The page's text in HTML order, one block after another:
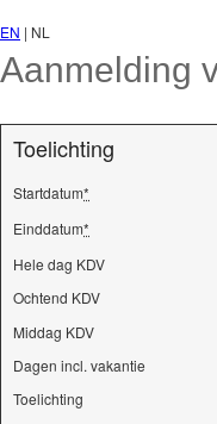
EN | NL
Aanmelding
Toelichting
Startdatum*
Einddatum*
Hele dag KDV
Ochtend KDV
Middag KDV
Dagen incl. vakantie
Toelichting